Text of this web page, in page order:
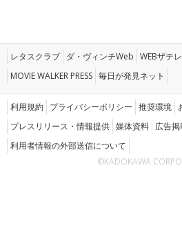
レタスクラブ ダ・ヴィンチWeb WEBザテ
MOVIE WALKER PRESS 毎日が発見ネット
利用規約 プライバシーポリシー 推奨環境
プレスリリース・情報提供 媒体資料 広告
利用者情報の外部送信について
©KADOKAWA